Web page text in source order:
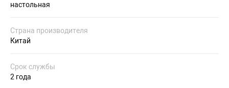
настольная
Страна производителя
Китай
Срок службы
2 года